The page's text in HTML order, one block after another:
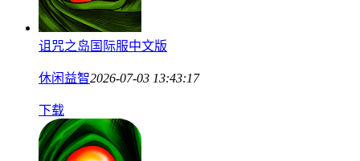
诅咒之岛国际服中文版
休闲益智2026-07-03 13:43:17
下载